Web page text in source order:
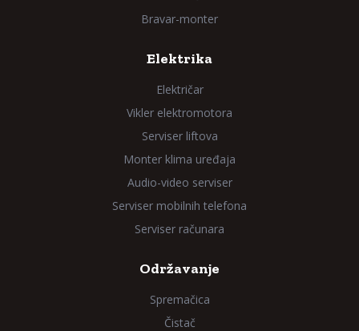
Bravar-monter
Elektrika
Električar
Vikler elektromotora
Serviser liftova
Monter klima uređaja
Audio-video serviser
Serviser mobilnih telefona
Serviser računara
Održavanje
Spremačica
Čistač